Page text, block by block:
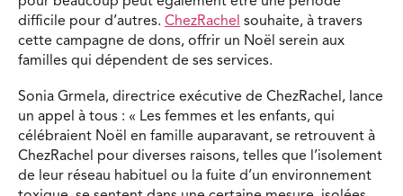
difficile pour d’autres. ChezRachel souhaite, à travers
cette campagne de dons, offrir un Noël serein aux
familles qui dépendent de ses services.
Sonia Grmela, directrice exécutive de ChezRachel, lance
un appel à tous : « Les femmes et les enfants, qui
célébraient Noël en famille auparavant, se retrouvent à
ChezRachel pour diverses raisons, telles que l’isolement
de leur réseau habituel ou la fuite d’un environnement